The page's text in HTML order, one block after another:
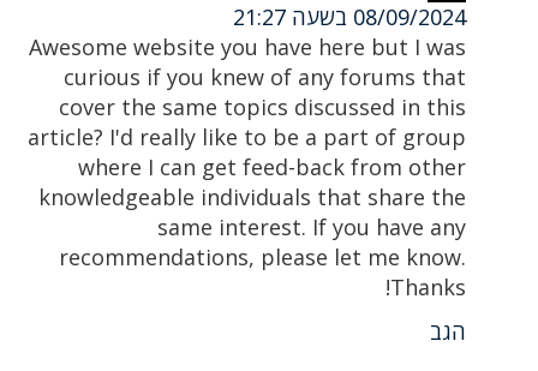
08/09/2024 בשעה 21:27
Awesome website you have here but I was
curious if you knew of any forums that
cover the same topics discussed in this
article? I'd really like to be a part of group
where I can get feed-back from other
knowledgeable individuals that share the
same interest. If you have any
recommendations, please let me know.
Thanks!
הגב